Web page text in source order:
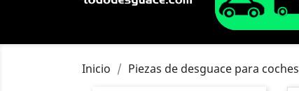
Inicio Piezas de desguace para coches